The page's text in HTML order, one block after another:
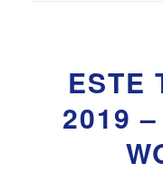
ESTE
2019